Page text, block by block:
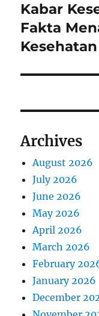
Next
post:
Kabar
Fakta
Archives
August 2026
July 2026
June 2026
May 2026
April 2026
March 2026
February
January 2026
December